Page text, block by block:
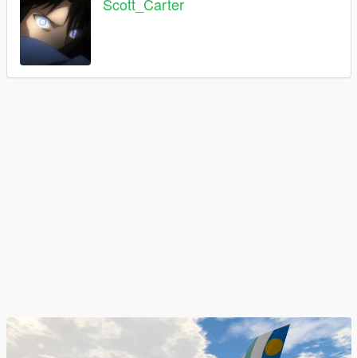
Scott_Carter